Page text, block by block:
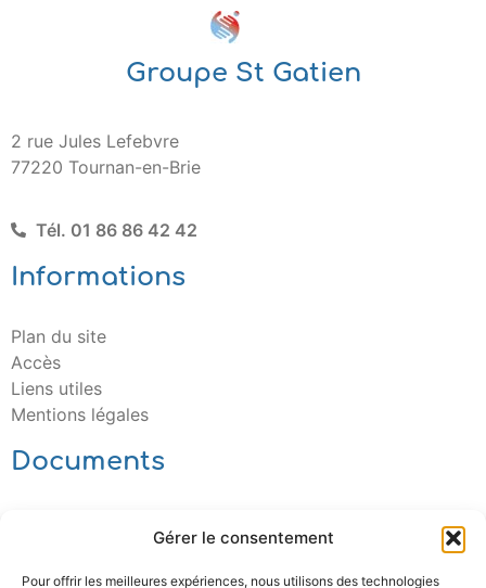
Gérer le consentement
Pour offrir les meilleures expériences, nous utilisons des technologies
Groupe St Gatien
2 rue Jules Lefebvre
77220 Tournan-en-Brie
Tél. 01 86 86 42 42
Informations
Plan du site
Accès
Liens utiles
Mentions légales
Documents